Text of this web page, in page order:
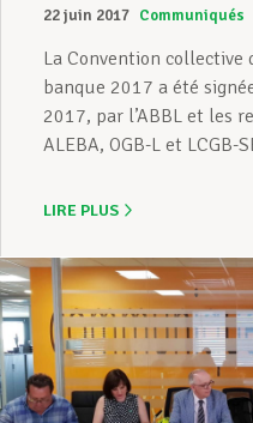
22 juin 2017 Communiqués
La Convention collective
banque 2017 a été
2017, par l’ABBL et les
ALEBA, OGB-L et LCGB-
LIRE PLUS